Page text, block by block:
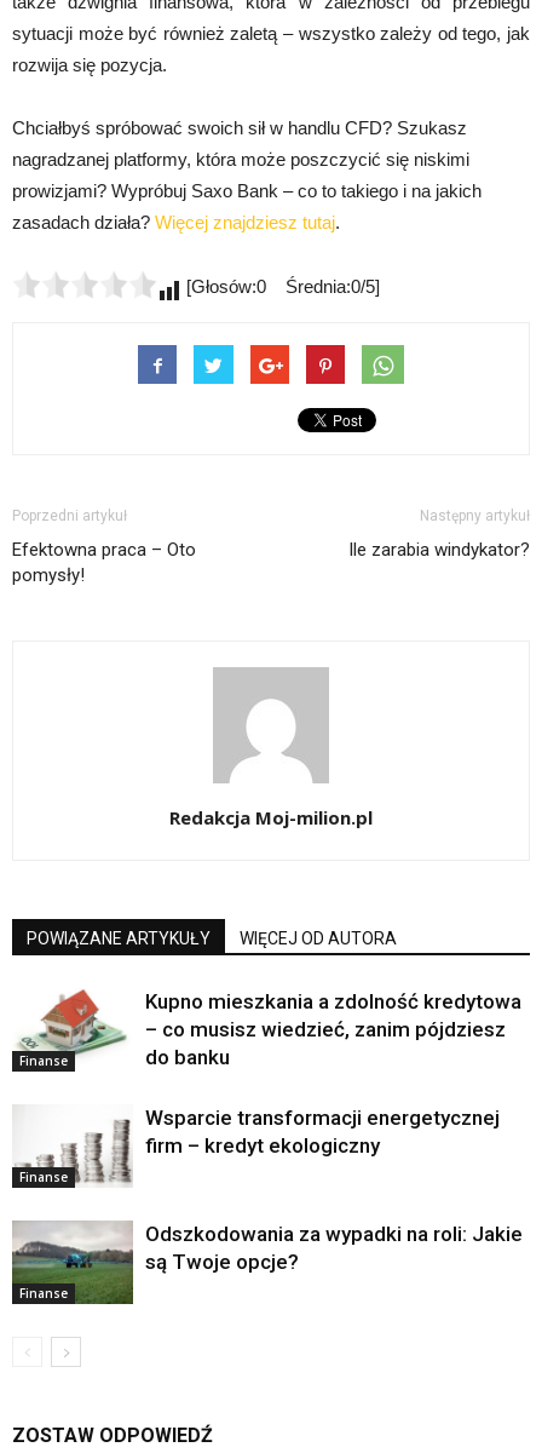
sytuacji może być również zaletą – wszystko zależy od tego, jak
rozwija się pozycja.
Chciałbyś spróbować swoich sił w handlu CFD? Szukasz
nagradzanej platformy, która może poszczycić się niskimi
prowizjami? Wypróbuj Saxo Bank – co to takiego i na jakich
zasadach działa? Więcej znajdziesz tutaj.
[Głosów:0 Średnia:0/5]
Poprzedni artykuł
Efektowna praca – Oto
pomysły!
Następny artykuł
Ile zarabia windykator?
Redakcja Moj-milion.pl
POWIĄZANE ARTYKUŁY WIĘCEJ OD AUTORA
Finanse
Kupno mieszkania a zdolność kredytowa
– co musisz wiedzieć, zanim pójdziesz
do banku
Finanse
Wsparcie transformacji energetycznej
firm – kredyt ekologiczny
Finanse
Odszkodowania za wypadki na roli: Jakie
są Twoje opcje?
ZOSTAW ODPOWIEDŹ